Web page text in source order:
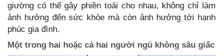
giường có thể gây phiền toái cho nhau, không chỉ làm
ảnh hưởng đến sức khỏe mà còn ảnh hưởng tới hạnh
phúc gia đình.
Một trong hai hoặc cả hai người ngủ không sâu giấc